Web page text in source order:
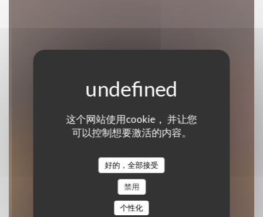
这个网站使用cookie， 并让您
可以控制想要激活的内容。
好的，全部接受
禁用
个性化
Le Bon, la Butte
新小酒馆|PARIS
预订餐位